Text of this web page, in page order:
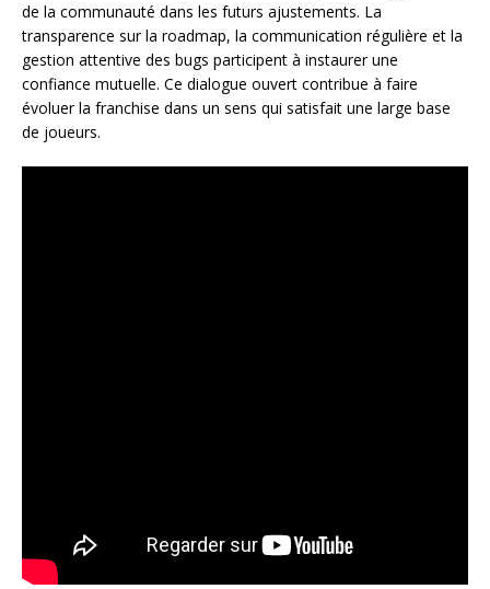
de la communauté dans les futurs ajustements. La
transparence sur la roadmap, la communication régulière et la
gestion attentive des bugs participent à instaurer une
confiance mutuelle. Ce dialogue ouvert contribue à faire
évoluer la franchise dans un sens qui satisfait une large base
de joueurs.